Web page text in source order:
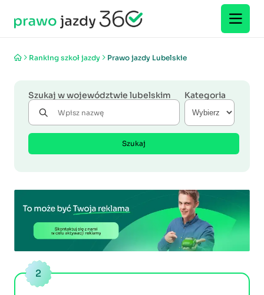
Ranking szkoł jazdy Prawo jazdy Lubelskie
Szukaj w województwie lubelskim Kategoria
Szukaj
2